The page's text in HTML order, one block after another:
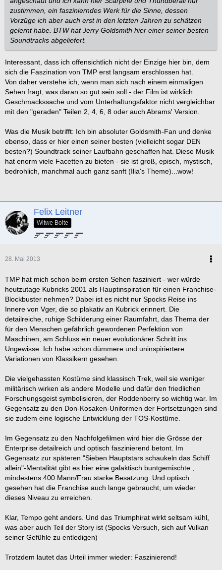
3. First Contact - Deborah Everton
TV-Episodes - The Original Series
1. The City on the Edge of Forever (Griff in die Geschichte)
3. Space Seed (Der schlafende Tiger)
TV-Episodes - The Next Generation
1. The Inner Light (Das zweite Leben)
2. All Good Things (Gestern, Heute, Morgen) -Doppelfolge
TV-Episodes - Deep Space Nine
1. Far Beyond the Stars (Jenseits der Sterne)
2. Doctor Bashir, I Presume? (Dr. Bashirs Geheimnis)
1. Course: Oblivion (Endstation : Vergessenheit)
2. Blink of an Eye (Es geschah in einem Augenblick)
2. The Forge - Awakening - Kir'Shara -
TV-Staffel
1. Enterpise -Season 4
2. The Original Series - Season 1
3. The Next Generation - Season 6
Opening Sequence
1. Star Trek Into Darkness -
"We must maintain the Prime
Directive..."
2. Star Trek (2009) -
"Tiberius ? You kidding me ? No, that's the
3. The Undiscovered Country -
Leaving Dock Sequence
"The doors, Mr. Scott !"
Space Battle Sequence
1. NCC 1701 im Kampf gegen die U.S.S.-Reliant im Mutara-
zustimmen, ein faszinierndes Werk für die Sinne, dessen
Vorzüge ich aber auch erst in den letzten Jahren zu schätzen
gelernt habe. BTW hat Jerry Goldsmith hier einer seiner besten
Soundtracks abgeliefert.
Interessant, dass ich offensichtlich nicht der Einzige hier bin, dem
sich die Faszination von TMP erst langsam erschlossen hat.
Von daher verstehe ich, wenn man sich nach einem einmaligen
Sehen fragt, was daran so gut sein soll - der Film ist wirklich
Geschmackssache und vom Unterhaltungsfaktor nicht vergleichbar
mit den "geraden" Teilen 2, 4, 6, 8 oder auch Abrams' Version.
Was die Musik betrifft: Ich bin absoluter Goldsmith-Fan und denke
ebenso, dass er hier einen seiner besten (vielleicht sogar DEN
besten?) Soundtrack seiner Laufbahn geschaffen hat. Diese Musik
hat enorm viele Facetten zu bieten - sie ist groß, episch, mystisch,
bedrohlich, manchmal auch ganz sanft (Ilia's Theme)...wow!
Felix Leitner
Witwe Bolte
28. Mai 2013
TMP hat mich schon beim ersten Sehen fasziniert - wer würde
heutzutage Kubricks 2001 als Hauptinspiration für einen Franchise-
Blockbuster nehmen? Dabei ist es nicht nur Spocks Reise ins
Innere von Vger, die so plakativ an Kubrick erinnert. Die
detailreiche, ruhige Schilderung einer Raumfahrt, das Thema der
für den Menschen gefährlich gewordenen Perfektion von
Maschinen, am Schluss ein neuer evolutionärer Schritt ins
Ungewisse. Ich habe schon dümmere und uninspiriertere
Variationen von Klassikern gesehen.
Die vielgehassten Kostüme sind klassisch Trek, weil sie weniger
militärisch wirken als andere Modelle und dafür den friedlichen
Forschungsgeist symbolisieren, der Roddenberry so wichtig war. Im
Gegensatz zu den Don-Kosaken-Uniformen der Fortsetzungen sind
sie zudem eine logische Entwicklung der TOS-Kostüme.
Im Gegensatz zu den Nachfolgefilmen wird hier die Grösse der
Enterprise detailreich und optisch faszinierend betont. Im
Gegensatz zur späteren "Sieben Hauptstars schaukeln das Schiff
allein"-Mentalität gibt es hier eine galaktisch buntgemischte ,
mindestens 400 Mann/Frau starke Besatzung. Und optisch
gesehen hat die Franchise auch lange gebraucht, um wieder
dieses Niveau zu erreichen.
Klar, Tempo geht anders. Und das Triumphirat wirkt seltsam kühl,
was aber auch Teil der Story ist (Spocks Versuch, sich auf Vulkan
seiner Gefühle zu entledigen)
Trotzdem lautet das Urteil immer wieder: Faszinierend!